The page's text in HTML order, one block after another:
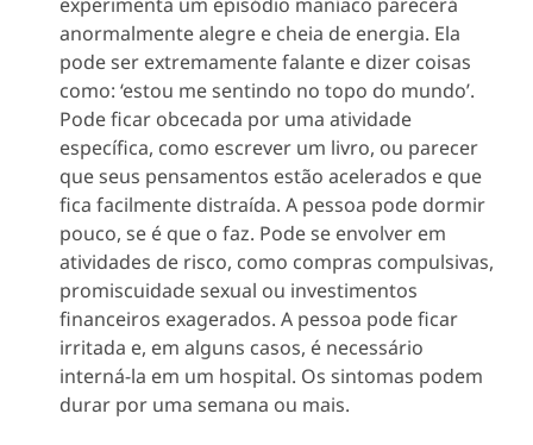
anormalmente alegre e cheia de energia. Ela
pode ser extremamente falante e dizer coisas
como: ‘estou me sentindo no topo do mundo’.
Pode ficar obcecada por uma atividade
específica, como escrever um livro, ou parecer
que seus pensamentos estão acelerados e que
fica facilmente distraída. A pessoa pode dormir
pouco, se é que o faz. Pode se envolver em
atividades de risco, como compras compulsivas,
promiscuidade sexual ou investimentos
financeiros exagerados. A pessoa pode ficar
irritada e, em alguns casos, é necessário
interná-la em um hospital. Os sintomas podem
durar por uma semana ou mais.